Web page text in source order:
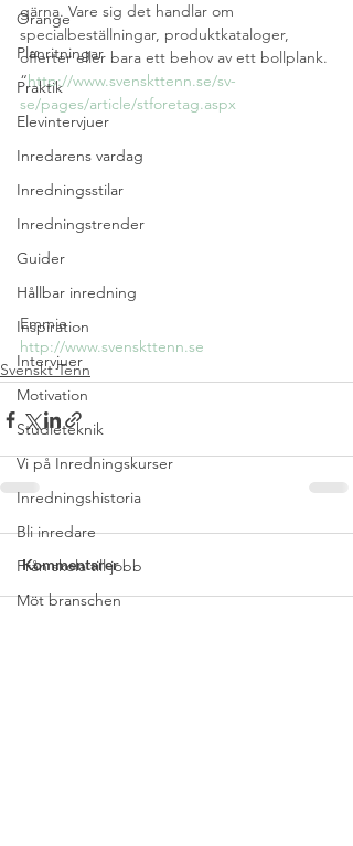
Orange
Planritningar
Praktik
Elevintervjuer
Inredarens vardag
Inredningsstilar
Inredningstrender
Guider
Hållbar inredning
Inspiration
Intervjuer
Motivation
Studieteknik
Vi på Inredningskurser
Inredningshistoria
Bli inredare
Från skola till jobb
Möt branschen
gärna. Vare sig det handlar om
specialbeställningar, produktkataloger,
offerter eller bara ett behov av ett bollplank.
“http://www.svenskttenn.se/sv-
se/pages/article/stforetag.aspx
Emmie
http://www.svenskttenn.se
Svenskt Tenn
Kommentarer